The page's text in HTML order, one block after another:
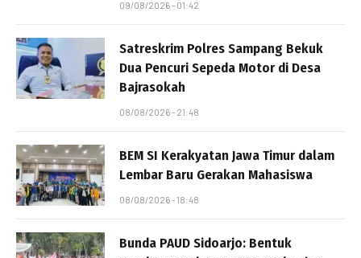
09/08/2026 - 01:42
Satreskrim Polres Sampang Bekuk
Dua Pencuri Sepeda Motor di Desa
Bajrasokah
08/08/2026 - 21:48
BEM SI Kerakyatan Jawa Timur dalam
Lembar Baru Gerakan Mahasiswa
08/08/2026 - 18:48
Bunda PAUD Sidoarjo: Bentuk